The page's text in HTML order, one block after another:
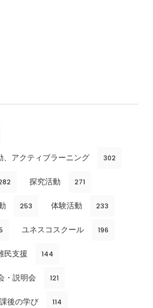
アクティブラーニング 302
探究活動 271
253 体験活動 233
ユネスコスクール 196
民支援 144
・説明会 121
後の学び 114